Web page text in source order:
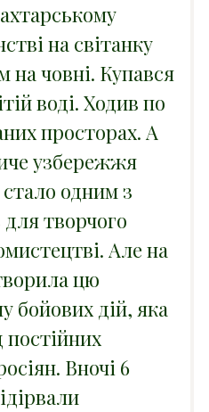
на світанку
на човні. Купався
воді. Ходив по
просторах. А
узбережжя
одним з
творчого
Але на
цю
бойових дій, яка
постійних
Вночі 6